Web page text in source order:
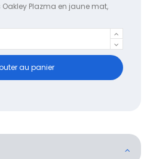
Plazma en jaune mat,
au panier